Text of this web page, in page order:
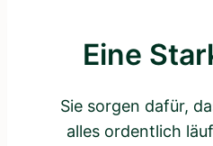
Eine
Sie sorgen dafür,
alles ordentlich